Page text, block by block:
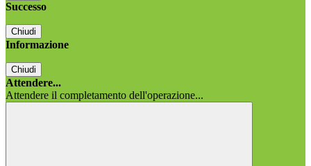
Successo
Chiudi
Informazione
Chiudi
Attendere...
Attendere il completamento dell'operazione...